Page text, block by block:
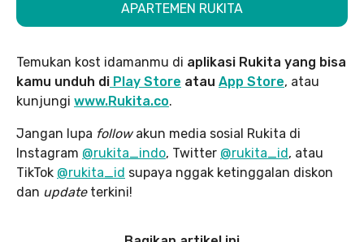
APARTEMEN RUKITA
Temukan kost idamanmu di aplikasi Rukita yang bisa
kamu unduh di Play Store atau App Store, atau
kunjungi www.Rukita.co.
Jangan lupa followakun media sosial Rukita di
Instagram @rukita_indo, Twitter @rukita_id , atau
TikTok @rukita_id supaya nggak ketinggalan diskon
dan update terkini!